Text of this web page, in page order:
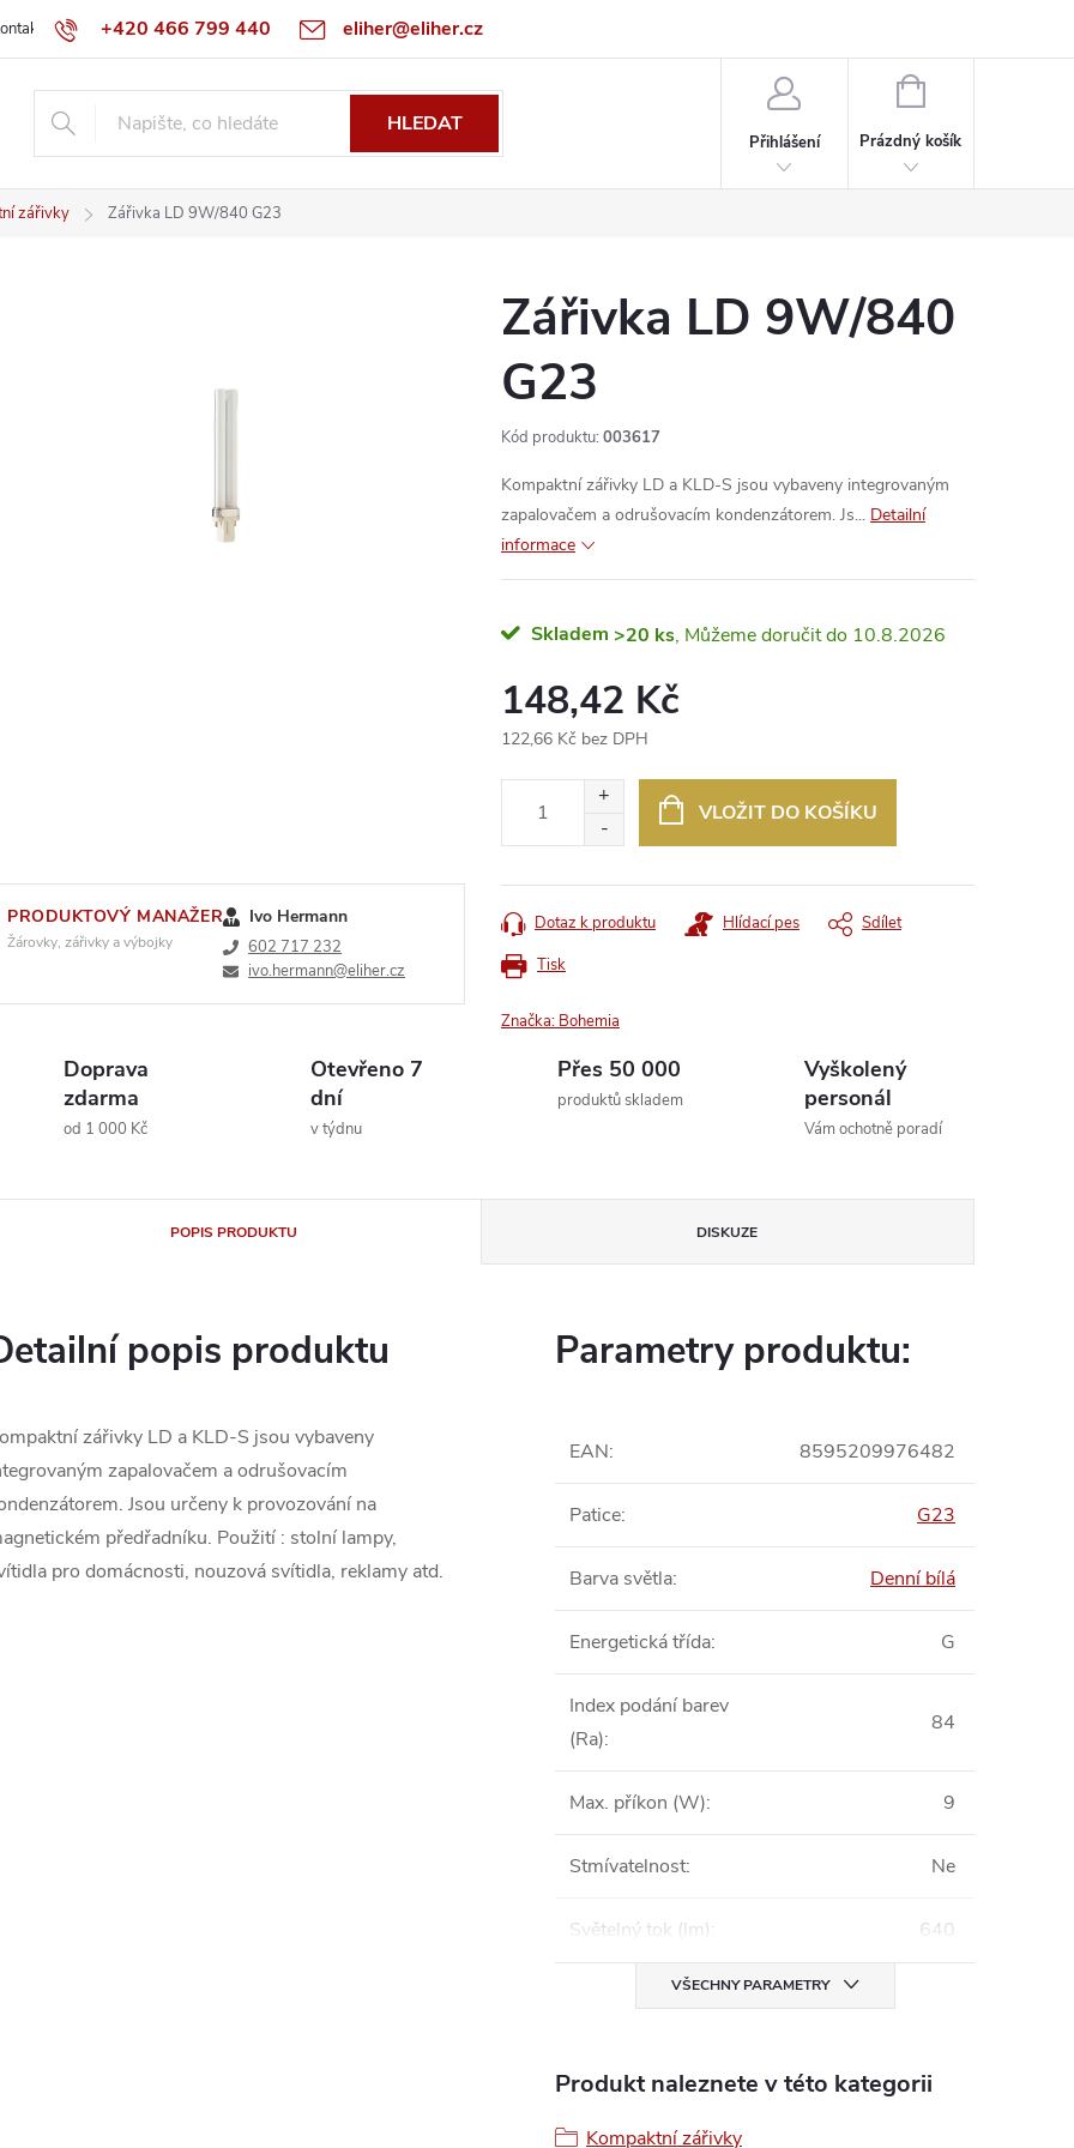
+420 466 799 440 eliher@eliher.cz
Obchodní podmínky Reklamační řád Specialista na Bordeaux
HLEDAT
Přihlášení
NÁKUPNÍ
Prázdný košík
zářivky Zářivka LD 9W/840 G23
PRODUKTOVÝ MANAŽER
Žárovky, zářivky a výbojky
Ivo Hermann
602 717 232
ivo.hermann@eliher.cz
Zářivka LD 9W/840
G23
Kód produktu: 003617
Kompaktní zářivky LD a KLD-S jsou vybaveny integrovaným
zapalovačem a odrušovacím kondenzátorem. Js... Detailní
informace
Skladem >20 ks 10.8.2026
148,42 Kč
122,66 Kč bez DPH
VLOŽIT DO KOŠÍKU
Tisk
Dotaz k produktu Hlídací pes Sdílet
Značka: Bohemia
Doprava
zdarma
od 1 000 Kč
Otevřeno 7
dní
v týdnu
Přes 50 000
produktů skladem
Vyškolený
personál
Vám ochotně poradí
POPIS PRODUKTU DISKUZE
popis produktu
zářivky LD a KLD-S jsou vybaveny
zapalovačem a odrušovacím
Jsou určeny k provozování na
předřadníku. Použití : stolní lampy,
pro domácnosti, nouzová svítidla, reklamy atd.
Parametry produktu:
EAN: 8595209976482
Patice: G23
Barva světla: Denní bílá
Energetická třída: G
Index podání barev
(Ra):
84
Max. příkon (W): 9
Stmívatelnost: Ne
Světelný tok (lm): 640
VŠECHNY PARAMETRY
Produkt naleznete v této kategorii
Kompaktní zářivky